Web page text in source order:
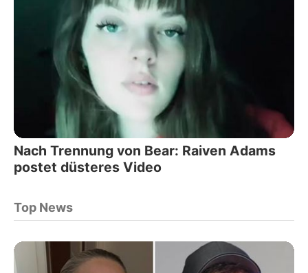
Nach Trennung von Bear: Raiven Adams
postet düsteres Video
Top News